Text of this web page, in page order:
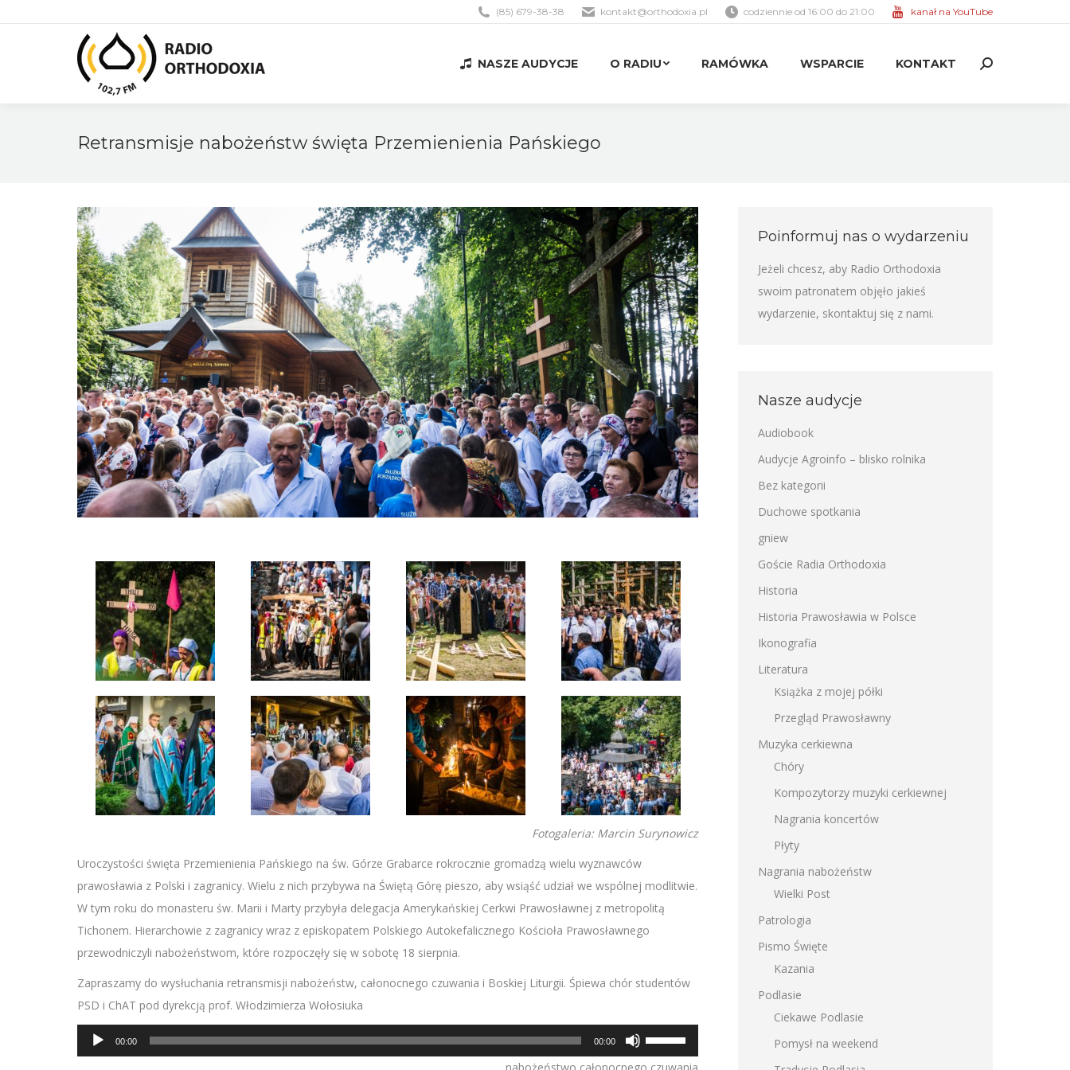
(85) 679-38-38 kontakt@orthodoxia.pl codziennie od 16:00 do 21:00 kanał na YouTube
NASZE AUDYCJE O RADIU RAMÓWKA WSPARCIE KONTAKT Search:
Retransmisje nabożeństw święta Przemienienia Pańskiego
Fotogaleria: Marcin Surynowicz
Uroczystości święta Przemienienia Pańskiego na św. Górze Grabarce rokrocznie gromadzą wielu wyznawców
prawosławia z Polski i zagranicy. Wielu z nich przybywa na Świętą Górę pieszo, aby wsiąść udział we wspólnej modlitwie.
W tym roku do monasteru św. Marii i Marty przybyła delegacja Amerykańskiej Cerkwi Prawosławnej z metropolitą
Tichonem. Hierarchowie z zagranicy wraz z episkopatem Polskiego Autokefalicznego Kościoła Prawosławnego
przewodniczyli nabożeństwom, które rozpoczęły się w sobotę 18 sierpnia.
Zapraszamy do wysłuchania retransmisji nabożeństw, całonocnego czuwania i Boskiej Liturgii. Śpiewa chór studentów
PSD i ChAT pod dyrekcją prof. Włodzimierza Wołosiuka
Odtwarzacz
plików
00:00 00:00
Używaj
strzałek
Poinformuj nas o wydarzeniu
Jeżeli chcesz, aby Radio Orthodoxia
swoim patronatem objęło jakieś
wydarzenie, skontaktuj się z nami.
Nasze audycje
Audiobook
Audycje Agroinfo – blisko rolnika
Bez kategorii
Duchowe spotkania
gniew
Goście Radia Orthodoxia
Historia
Historia Prawosławia w Polsce
Ikonografia
Literatura
Książka z mojej półki
Przegląd Prawosławny
Muzyka cerkiewna
Chóry
Kompozytorzy muzyki cerkiewnej
Nagrania koncertów
Płyty
Nagrania nabożeństw
Wielki Post
Patrologia
Pismo Święte
Kazania
Podlasie
Ciekawe Podlasie
Pomysł na weekend